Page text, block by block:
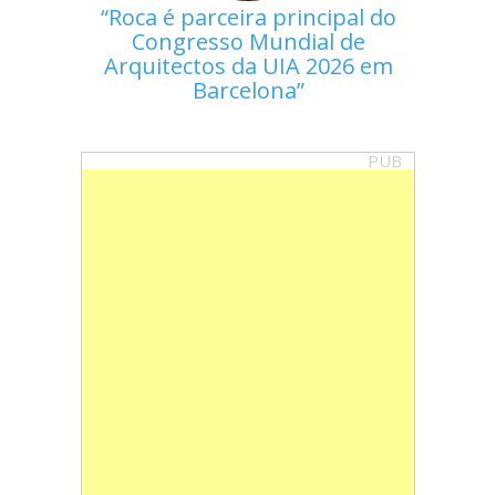
Roca é parceira principal do
Congresso Mundial de
Arquitectos da UIA 2026 em
Barcelona
PUB